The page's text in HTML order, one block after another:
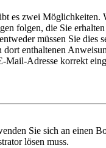
es zwei Möglichkeiten.
folgen, die Sie
müssen Sie dies
enthaltenen
Adresse korrekt
Sie sich an einen
lösen muss.